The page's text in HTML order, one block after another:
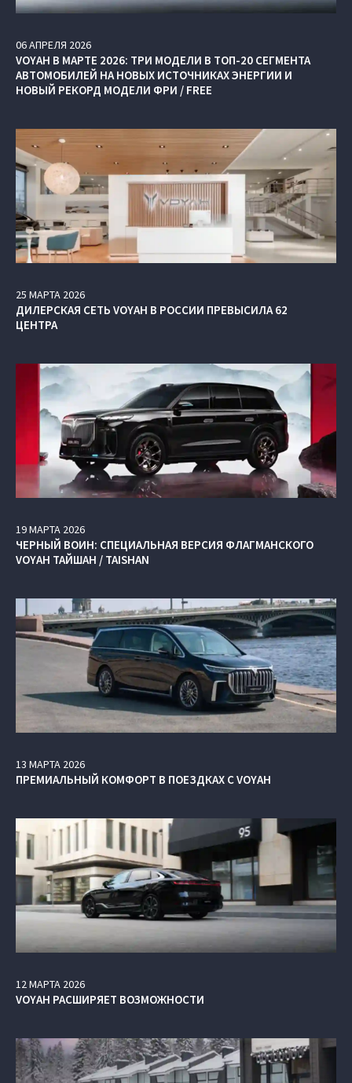
06АПРЕЛЯ 2026
VOYAH В МАРТЕ 2026: ТРИ МОДЕЛИ В ТОП-20 СЕГМЕНТА
АВТОМОБИЛЕЙ НА НОВЫХ ИСТОЧНИКАХ ЭНЕРГИИ И
НОВЫЙ РЕКОРД МОДЕЛИ ФРИ / FREE
25 МАРТА 2026
ДИЛЕРСКАЯ СЕТЬ VOYAH В РОССИИ ПРЕВЫСИЛА 62
ЦЕНТРА
19МАРТА 2026
ЧЕРНЫЙ ВОИН: СПЕЦИАЛЬНАЯ ВЕРСИЯ ФЛАГМАНСКОГО
VOYAH ТАЙШАН / TAISHAN
13 МАРТА 2026
ПРЕМИАЛЬНЫЙ КОМФОРТ В ПОЕЗДКАХ С VOYAH
12МАРТА 2026
VOYAH РАСШИРЯЕТ ВОЗМОЖНОСТИ